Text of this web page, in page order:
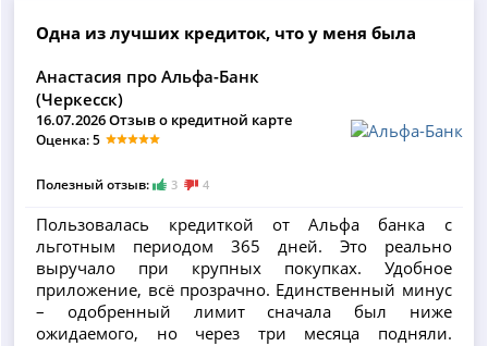
Одна из лучших кредиток, что у меня была
Анастасия про Альфа-Банк
(Черкесск)
16.07.2026 Отзыв о кредитной карте
Оценка: 5
Полезный отзыв: 3 4
Пользовалась кредиткой от Альфа банка с
льготным периодом 365 дней. Это реально
выручало при крупных покупках. Удобное
приложение, всё прозрачно. Единственный минус
– одобренный лимит сначала был ниже
ожидаемого, но через три месяца подняли.